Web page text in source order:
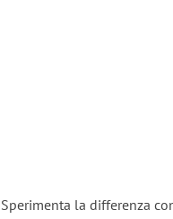
Sperimenta la differenza